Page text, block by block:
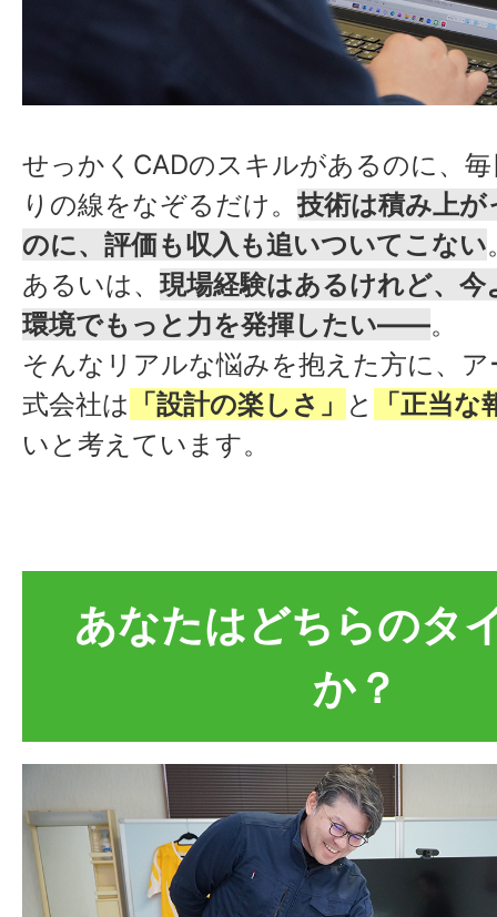
せっかくCADのスキルがあるのに、
りの線をなぞるだけ。技術は積み上
のに、評価も収入も追いついてこない
あるいは、 現場経験はあるけれど、今
環境でもっと力を発揮したい——。
そんなリアルな悩みを抱えた方に、
式会社は 「設計の楽しさ」 と
「正当な
いと考えています。
あなたはどちらのタ
か？